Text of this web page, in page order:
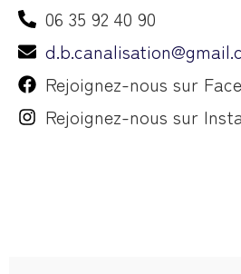
06 35 92 40 90
Rejoignez-nous sur
Rejoignez-nous sur